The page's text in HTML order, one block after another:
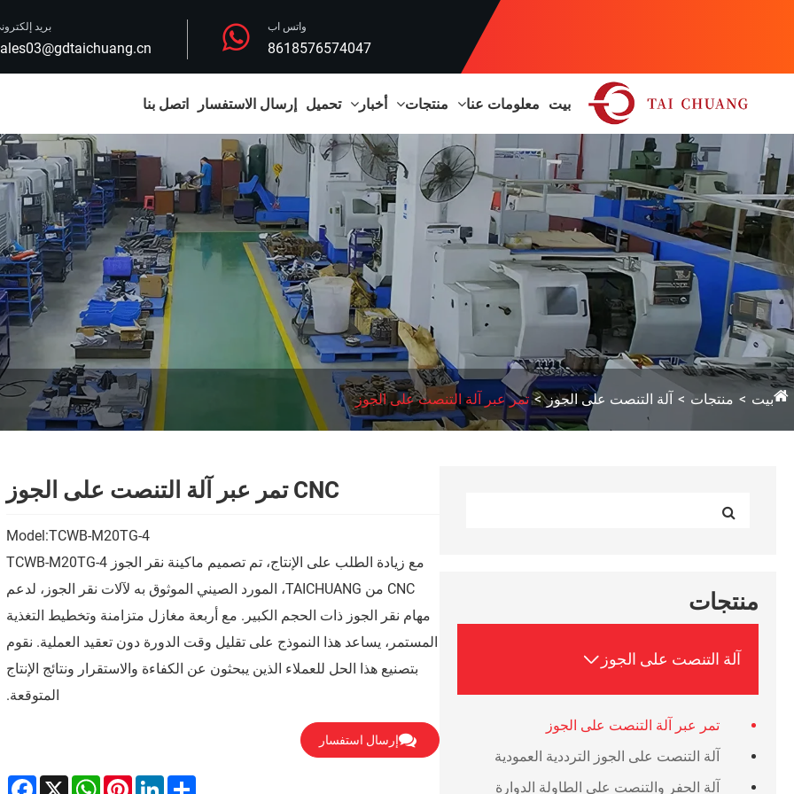
بريد واتس اب
8618576574047
بيت معلومات عنا منتجات أخبار تحميل إرسال الاستفسار اتصل بنا
بيت منتجات آلة التنصت على الجوز تمر عبر آلة التنصت على الجوز
منتجات
آلة التنصت على الجوز 
تمر عبر آلة التنصت على الجوز
آلة التنصت على الجوز الترددية العمودية
آلة الحفر والتنصت على الطاولة الدوارة
CNC تمر عبر آلة التنصت على الجوز
Model:TCWB-M20TG-4
مع زيادة الطلب على الإنتاج، تم تصميم ماكينة نقر الجوز TCWB-M20TG-4
CNC من TAICHUANG، المورد الصيني الموثوق به لآلات نقر الجوز، لدعم
مهام نقر الجوز ذات الحجم الكبير. مع أربعة مغازل متزامنة وتخطيط التغذية
المستمر، يساعد هذا النموذج على تقليل وقت الدورة دون تعقيد العملية. نقوم
بتصنيع هذا الحل للعملاء الذين يبحثون عن الكفاءة والاستقرار ونتائج الإنتاج
المتوقعة.
إرسال استفسار
X
WhatsAppPinterestLinkedInShare